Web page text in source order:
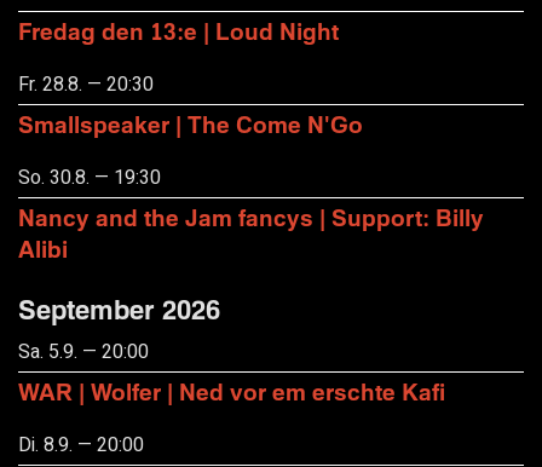
Fredag den 13:e | Loud Night
Fr. 28.8. — 20:30
Smallspeaker | The Come N'Go
So. 30.8. — 19:30
Nancy and the Jam fancys | Support: Billy
Alibi
September 2026
Sa. 5.9. — 20:00
WAR | Wolfer | Ned vor em erschte Kafi
Di. 8.9. — 20:00